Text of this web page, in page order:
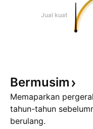
Jual kuat
Bermusim
Memaparkan
tahun-tahun
berulang.